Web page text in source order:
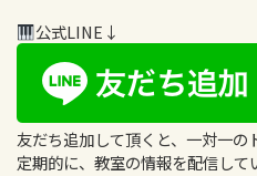
公式LINE↓
友だち追加して頂くと、一対一の
定期的に、教室の情報を配信して